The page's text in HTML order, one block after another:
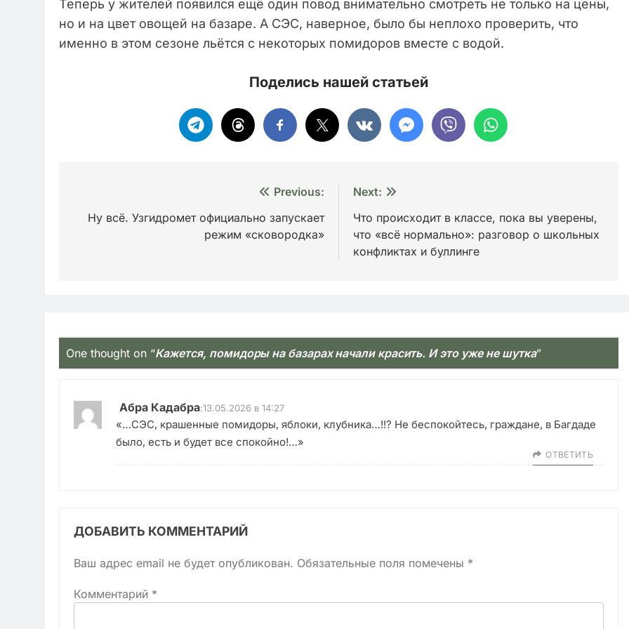
Теперь у жителей появился ещё один повод внимательно смотреть не только на цены,
но и на цвет овощей на базаре. А СЭС, наверное, было бы неплохо проверить, что
именно в этом сезоне льётся с некоторых помидоров вместе с водой.
Поделись нашей статьей
по
Previous:
Ну всё. Узгидромет официально запускает
режим «сковородка»
Next:
Что происходит в классе, пока вы уверены,
что «всё нормально»: разговор о школьных
конфликтах и буллинге
One thought on “Кажется, помидоры на базарах начали красить. И это уже не шутка”
Абра Кадабра:13.05.2026 в 14:27
«…СЭС, крашенные помидоры, яблоки, клубника…!!? Не беспокойтесь, граждане, в Багдаде
было, есть и будет все спокойно!…»
ОТВЕТИТЬ
ДОБАВИТЬ КОММЕНТАРИЙ
Ваш адрес email не будет опубликован. Обязательные поля помечены *
Комментарий *